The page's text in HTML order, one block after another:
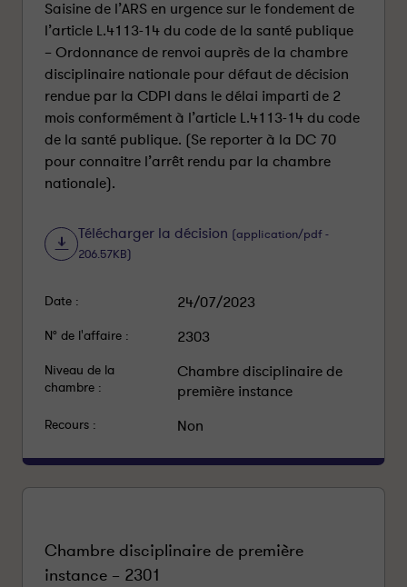
Saisine de l’ARS en urgence sur le fondement de
l’article L.4113-14 du code de la santé publique
– Ordonnance de renvoi auprès de la chambre
disciplinaire nationale pour défaut de décision
rendue par la CDPI dans le délai imparti de 2
mois conformément à l’article L.4113-14 du code
de la santé publique. (Se reporter à la DC 70
pour connaitre l’arrêt rendu par la chambre
nationale).
Télécharger la décision (application/pdf -
206.57KB)
Date : 24/07/2023
N° de l'affaire : 2303
Niveau de la
chambre :
Chambre disciplinaire de
première instance
Recours : Non
Chambre disciplinaire de première
instance – 2301